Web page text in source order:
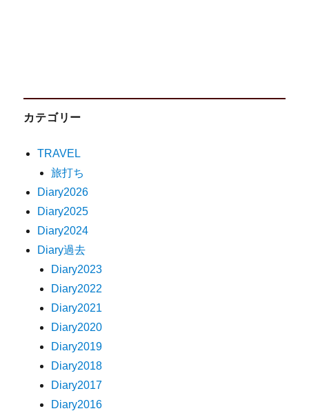
カテゴリー
TRAVEL
旅打ち
Diary2026
Diary2025
Diary2024
Diary過去
Diary2023
Diary2022
Diary2021
Diary2020
Diary2019
Diary2018
Diary2017
Diary2016